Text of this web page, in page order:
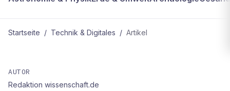
Startseite / Technik & Digitales / Artikel
Rasch aufs Klo
AUTOR
Redaktion wissenschaft.de